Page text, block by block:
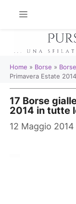
Home » Borse »
Primavera Estate
17 Borse
2014 in tutte
12 Maggio 2014